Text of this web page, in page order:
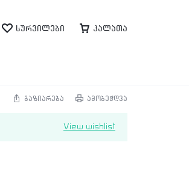
სურვილები კალათა
გაზიარება ამობეჭდვა
View wishlist